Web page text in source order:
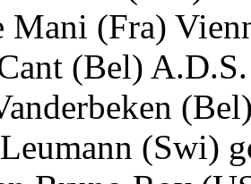
Mani (Fra)
(Bel)
(Swi)